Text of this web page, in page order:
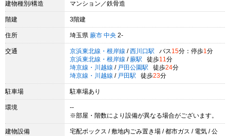
建物種別/構造 マンション／鉄骨造
階建 3階建
住所 埼玉県 蕨市 中央 2-
交通 京浜東北線・根岸線 / 西川口駅 バス 15分：停歩1 分
京浜東北線・根岸線 / 蕨駅 徒歩11 分
埼京線・川越線 / 戸田公園駅 徒歩24分
埼京線・川越線 / 戸田駅 徒歩23分
駐車場 駐車場あり
環境
--
※部屋・階数により設備が異なる場合がございます。
建物設備
宅配ボックス / 敷地内ごみ置き場 / 都市ガス / 電気 / 公